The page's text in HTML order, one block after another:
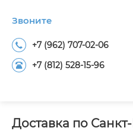
Звоните
+7 (962) 707-02-06
+7 (812) 528-15-96
Доставка по